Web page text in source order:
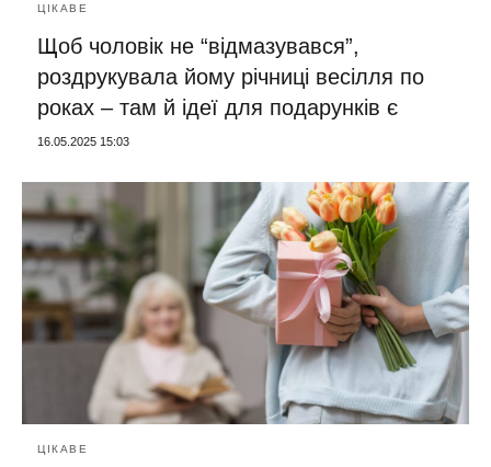
ЦІКАВЕ
Щоб чоловік не “відмазувався”,
роздрукувала йому річниці весілля по
роках – там й ідеї для подарунків є
16.05.2025 15:03
ЦІКАВЕ